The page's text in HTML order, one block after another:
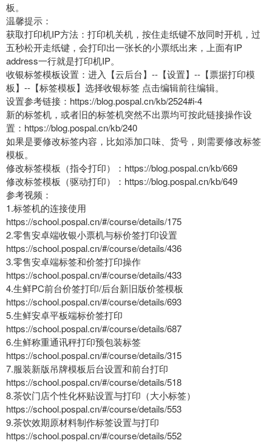
板。
温馨提示：
获取打印机IP方法：打印机关机，按住走纸键不放同时开机，过
五秒松开走纸键，会打印出一张长的小票纸出来，上面有IP
address一行就是打印机IP。
收银标签模板设置：进入【云后台】--【设置】--【票据打印模
板】--【标签模板】选择收银标签 点击编辑前往编辑。
设置参考链接：https://blog.pospal.cn/kb/2524#i-4
新的标签机，或者旧的标签机突然不出票均可按此链接操作设
置：https://blog.pospal.cn/kb/240
如果是要修改标签内容，比如添加口味、货号，则需要修改标签
模板。
修改标签模板（指令打印）：https://blog.pospal.cn/kb/669
修改标签模板（驱动打印）：https://blog.pospal.cn/kb/649
参考视频：
1.标签机的连接使用
https://school.pospal.cn/#/course/details/175
2.零售安卓端收银小票机与标价签打印设置
https://school.pospal.cn/#/course/details/436
3.零售安卓端标签和价签打印操作
https://school.pospal.cn/#/course/details/433
4.生鲜PC前台价签打印/后台新旧版价签模板
https://school.pospal.cn/#/course/details/693
5.生鲜安卓平板端标价签打印
https://school.pospal.cn/#/course/details/687
6.生鲜称重通讯秤打印预包装标签
https://school.pospal.cn/#/course/details/315
7.服装新版吊牌模板后台设置和前台打印
https://school.pospal.cn/#/course/details/518
8.茶饮门店个性化杯贴设置与打印（大小标签）
https://school.pospal.cn/#/course/details/553
9.茶饮效期原材料制作标签设置与打印
https://school.pospal.cn/#/course/details/552